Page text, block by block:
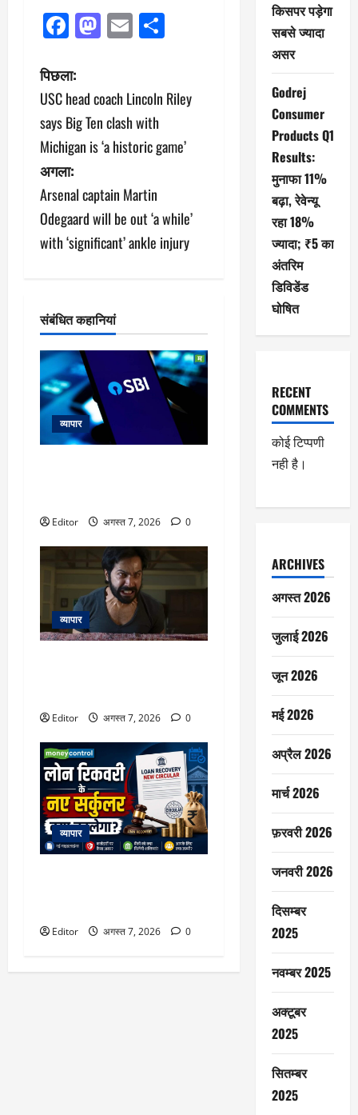
Facebook
Mastodon
Email
पो
स्ट
ने
वि
गे
श
पिछला:
USC head coach Lincoln Riley
says Big Ten clash with
Michigan is ‘a historic game’
अगला:
Arsenal captain Martin
Odegaard will be out ‘a while’
with ‘significant’ ankle injury
संबंधित कहानियां
व्यापार
Editor अगस्त 7, 2026 0
व्यापार
Editor अगस्त 7, 2026 0
व्यापार
Editor अगस्त 7, 2026 0
किसपर पड़ेगा
सबसे ज्यादा
असर
Godrej
Consumer
Products Q1
Results:
मुनाफा 11%
बढ़ा, रेवेन्यू
रहा 18%
ज्यादा; ₹5 का
अंतरिम
डिविडेंड
घोषित
RECENT
COMMENTS
कोई टिप्पणी
नही है।
ARCHIVES
अगस्त 2026
जुलाई 2026
जून 2026
मई 2026
अप्रैल 2026
मार्च 2026
फ़रवरी 2026
जनवरी 2026
दिसम्बर
2025
नवम्बर 2025
अक्टूबर
2025
सितम्बर
2025